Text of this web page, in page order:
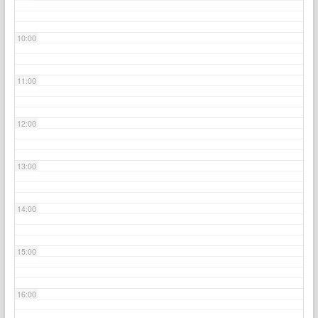
10:00
11:00
12:00
13:00
14:00
15:00
16:00